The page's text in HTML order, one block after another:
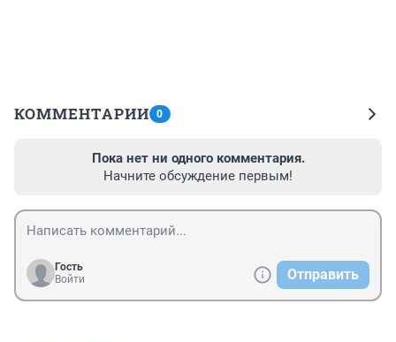
КОММЕНТАРИИ 0
Пока нет ни одного комментария.
Начните обсуждение первым!
Гость
Войти
Отправить